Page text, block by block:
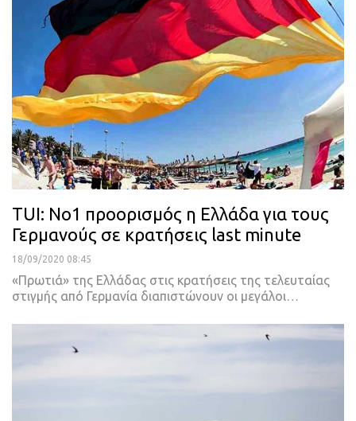
ΤUI: No1 προορισμός η Ελλάδα για τους
Γερμανούς σε κρατήσεις last minute
18/09/2020 08:45
«Πρωτιά» της Ελλάδας στις κρατήσεις της τελευταίας
στιγμής από Γερμανία διαπιστώνουν οι μεγάλοι…